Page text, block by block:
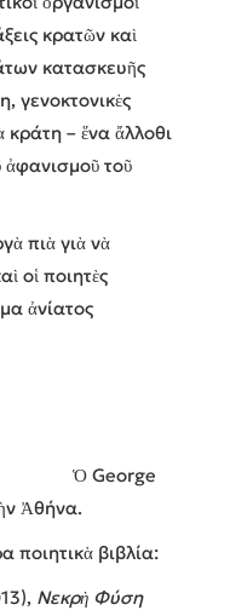
κρατῶν καὶ
κατασκευῆς
γενοκτονικὲς
κράτη – ἕνα ἄλλοθι
ἀφανισμοῦ τοῦ
πιὰ γιὰ νὰ
οἱ ποιητὲς
ἀνίατος
Ὁ George
Ἀθήνα.
ποιητικὰ βιβλία:
Νεκρὴ Φύση